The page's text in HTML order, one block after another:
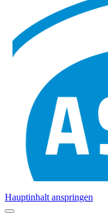
Hauptinhalt anspringen